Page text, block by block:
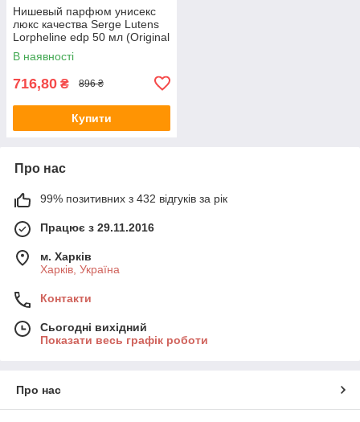
Нишевый парфюм унисекс
люкс качества Serge Lutens
Lorpheline edp 50 мл (Original
Quality)
В наявності
716,80 ₴ 896 ₴
Купити
Про нас
99% позитивних з 432 відгуків за рік
Працює з 29.11.2016
м. Харків
Харків, Україна
Контакти
Сьогодні вихідний
Показати весь графік роботи
Про нас